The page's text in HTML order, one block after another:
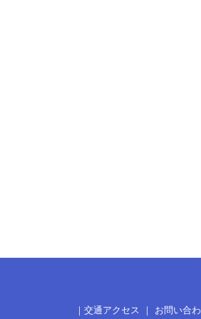
｜ 交通アクセス ｜ お問い合